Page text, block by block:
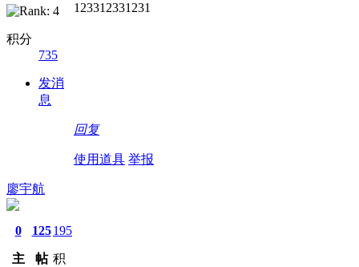
积分
735
发消
息
123312331231
回复
使用道具 举报
廖宇航
0
主
125
帖
195
积